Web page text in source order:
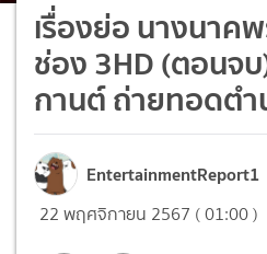
เรื่องย่อ นางนาค
ช่อง 3HD (ตอนจ
กานต์ ถ่ายทอดต
EntertainmentReport1
22 พฤศจิกายน 2567 ( 01:00 )